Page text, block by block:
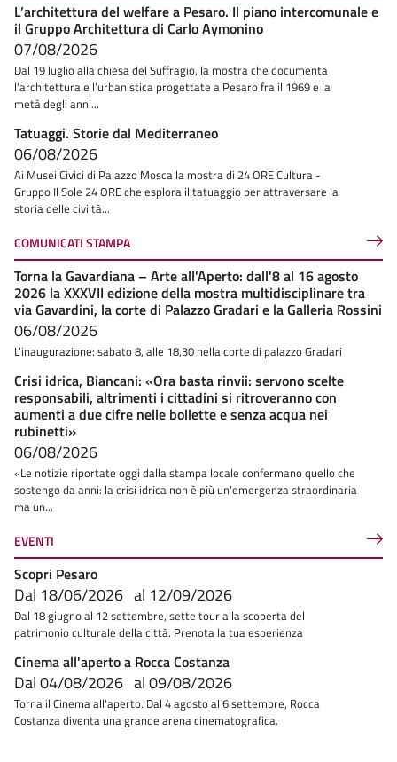
L’architettura del welfare a Pesaro. Il piano intercomunale e
il Gruppo Architettura di Carlo Aymonino
07/08/2026
Dal 19 luglio alla chiesa del Suffragio, la mostra che documenta
l'architettura e l’urbanistica progettate a Pesaro fra il 1969 e la
metà degli anni...
Tatuaggi. Storie dal Mediterraneo
06/08/2026
Ai Musei Civici di Palazzo Mosca la mostra di 24 ORE Cultura -
Gruppo Il Sole 24 ORE che esplora il tatuaggio per attraversare la
storia delle civiltà...
COMUNICATI STAMPA
Torna la Gavardiana – Arte all'Aperto: dall'8 al 16 agosto
2026 la XXXVII edizione della mostra multidisciplinare tra
via Gavardini, la corte di Palazzo Gradari e la Galleria Rossini
06/08/2026
L’inaugurazione: sabato 8, alle 18,30 nella corte di palazzo Gradari
Crisi idrica, Biancani: «Ora basta rinvii: servono scelte
responsabili, altrimenti i cittadini si ritroveranno con
aumenti a due cifre nelle bollette e senza acqua nei
rubinetti»
06/08/2026
«Le notizie riportate oggi dalla stampa locale confermano quello che
sostengo da anni: la crisi idrica non è più un'emergenza straordinaria
ma un...
EVENTI
Scopri Pesaro
Dal 18/06/2026 al 12/09/2026
Dal 18 giugno al 12 settembre, sette tour alla scoperta del
patrimonio culturale della città. Prenota la tua esperienza
Cinema all'aperto a Rocca Costanza
Dal04/08/2026 al09/08/2026
Torna il Cinema all'aperto. Dal 4 agosto al 6 settembre, Rocca
Costanza diventa una grande arena cinematografica.